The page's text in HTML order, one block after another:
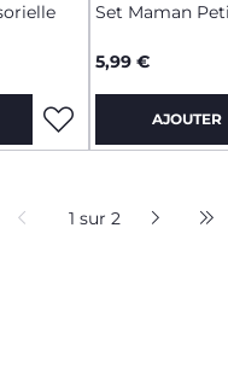
Set Maman
5,99 €
AJOUTER
1 sur 2